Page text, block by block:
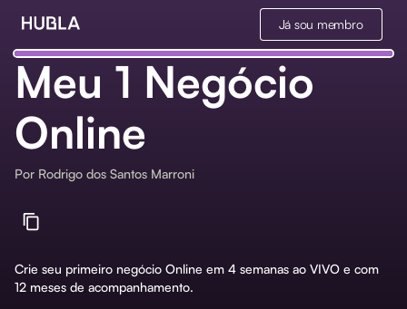
Já sou membro
Meu 1 Negócio
Online
Por Rodrigo dos Santos Marroni
Crie seu primeiro negócio Online em 4 semanas ao VIVO e com
12 meses de acompanhamento.